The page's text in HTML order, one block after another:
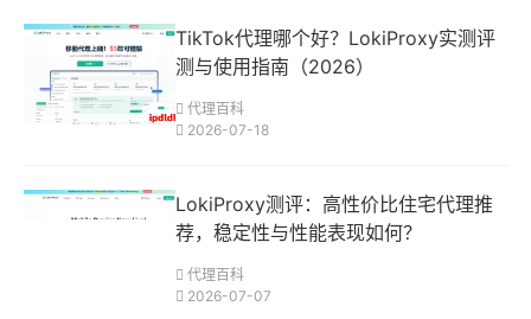
TikTok代理哪个好？LokiProxy实测评
测与使用指南（2026）
代理百科
2026-07-18
LokiProxy测评：高性价比住宅代理推
荐，稳定性与性能表现如何？
代理百科
2026-07-07